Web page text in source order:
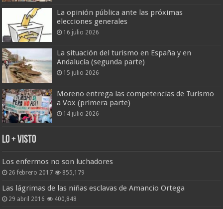
La opinión pública ante las próximas
elecciones generales
16 julio 2026
La situación del turismo en España y en
Andalucía (segunda parte)
15 julio 2026
Moreno entrega las competencias de Turismo
a Vox (primera parte)
14 julio 2026
Lo + Visto
Los enfermos no son luchadores
26 febrero 2017 855,179
Las lágrimas de las niñas esclavas de Amancio Ortega
29 abril 2016 400,848